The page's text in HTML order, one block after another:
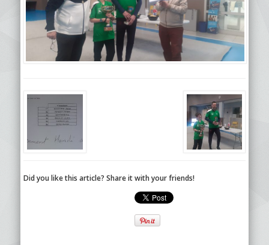
Did you like this article? Share it with your friends!